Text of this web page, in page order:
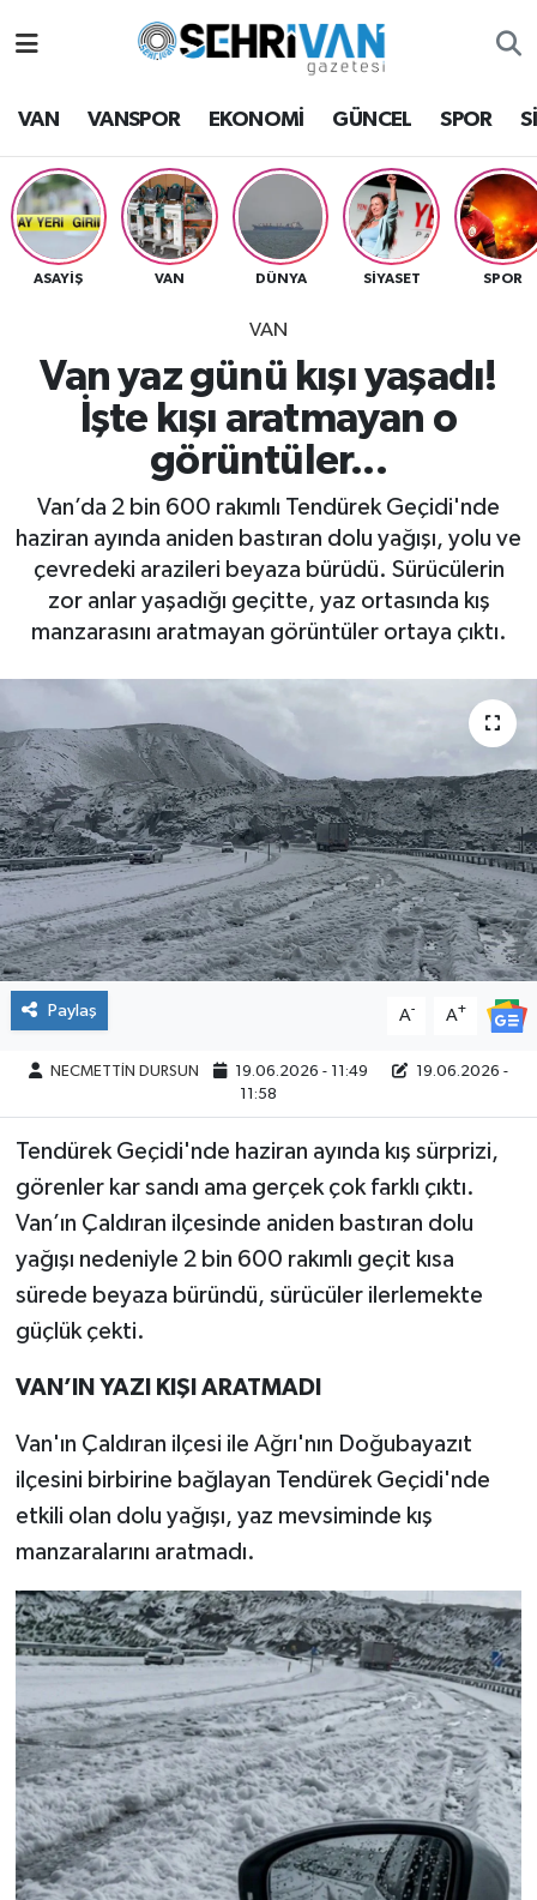
VAN VANSPOR EKONOMİ GÜNCEL SPOR
ASAYİŞ VAN DÜNYA SİYASET SPOR
VAN
Van yaz günü kışı yaşadı!
İşte kışı aratmayan o
görüntüler...
Van’da 2 bin 600 rakımlı Tendürek Geçidi'nde
haziran ayında aniden bastıran dolu yağışı, yolu ve
çevredeki arazileri beyaza bürüdü. Sürücülerin
zor anlar yaşadığı geçitte, yaz ortasında kış
manzarasını aratmayan görüntüler ortaya çıktı.
Paylaş A- A+
NECMETTİN DURSUN 19.06.2026 - 11:49
19.06.2026 -
11:58
Tendürek Geçidi'nde haziran ayında kış sürprizi,
görenler kar sandı ama gerçek çok farklı çıktı.
Van’ın Çaldıran ilçesinde aniden bastıran dolu
yağışı nedeniyle 2 bin 600 rakımlı geçit kısa
sürede beyaza büründü, sürücüler ilerlemekte
güçlük çekti.
VAN’IN YAZI KIŞI ARATMADI
Van'ın Çaldıran ilçesi ile Ağrı'nın Doğubayazıt
ilçesini birbirine bağlayan Tendürek Geçidi'nde
etkili olan dolu yağışı, yaz mevsiminde kış
manzaralarını aratmadı.
Van Hava Durumu
VAN Namaz Vakitleri
Van Trafik Yoğunluk Haritası
Süper Lig Puan Durumu ve Fikstür
Tüm Manşetler
Son Dakika Haberleri
Haber Arşivi